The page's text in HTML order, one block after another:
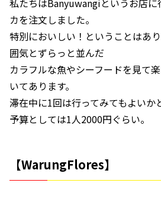
私たちはBanyuwangiというお店に
カを注文しました。
特別においしい！ということはあ
囲気とずらっと並んだ
カラフルな魚やシーフードを見て
いてあります。
滞在中に1回は行ってみてもよいか
予算としては1人2000円ぐらい。
【WarungFlores】